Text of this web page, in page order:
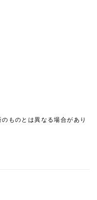
ものとは異なる場合があり